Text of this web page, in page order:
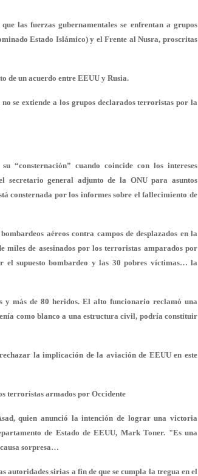
las fuerzas gubernamentales se enfrentan a grupos
Estado Islámico) y el Frente al Nusra, proscritas
de un acuerdo entre EEUU y Rusia.
se extiende a los grupos declarados terroristas por la
“consternación” cuando coincide con los intereses
secretario general adjunto de la ONU para asuntos
consternada por los informes sobre el fallecimiento de
aéreos contra campos de desplazados en la
miles de asesinados por los terroristas amparados por
el supuesto bombardeo y las 30 pobres víctimas… la
y más de 80 heridos. El alto funcionario reclamó una
como blanco a una estructura civil, podría constituir
la implicación de la aviación de EEUU en este
terroristas armados por Occidente
quien anunció la intención de lograr una victoria
de Estado de EEUU, Mark Toner. "Es una
sorpresa…
autoridades sirias a fin de que se cumpla la tregua en el